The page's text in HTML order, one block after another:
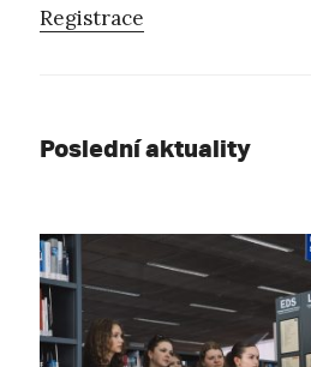
Registrace
Poslední aktuality